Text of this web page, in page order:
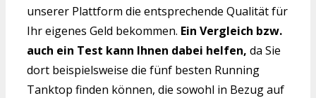
unserer Plattform die entsprechende Qualität für
Ihr eigenes Geld bekommen. Ein Vergleich bzw.
auch ein Test kann Ihnen dabei helfen, da Sie
dort beispielsweise die fünf besten Running
Tanktop finden können, die sowohl in Bezug auf